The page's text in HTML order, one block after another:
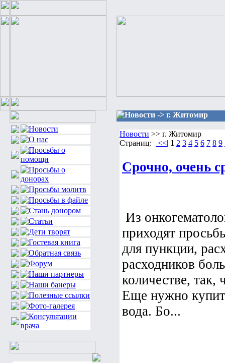
Новости -> г. Житомир
Новости >> г. Житомир
Страниц:
<<| 1 2 3 4 5 6 7 8 9
Срочно, очень
Из
приходят
для пункции,
расходников
количестве, так,
Еще нужно
вода. Бо...